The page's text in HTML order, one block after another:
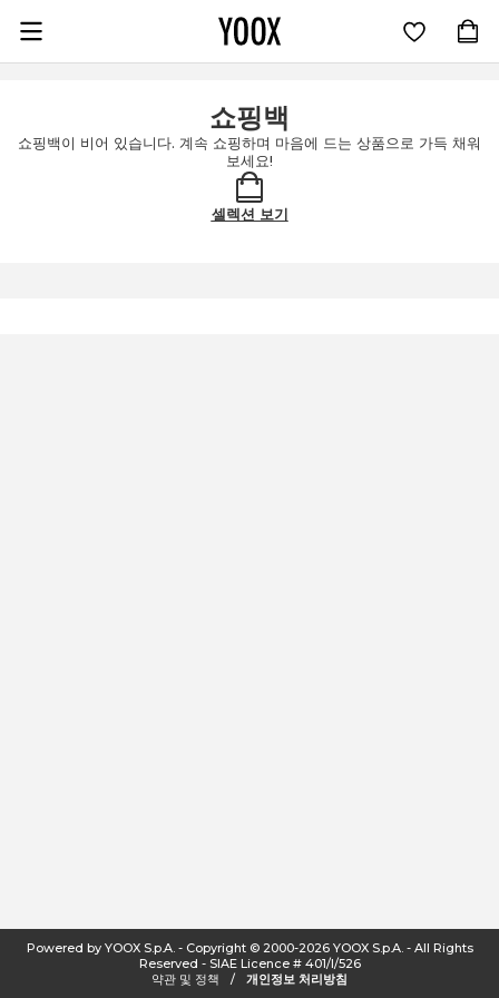
쇼핑백
쇼핑백이 비어 있습니다. 계속 쇼핑하며 마음에 드는 상품으로 가득 채워
보세요!
셀렉션 보기
Powered by YOOX S.p.A. - Copyright © 2000-2026 YOOX S.p.A. - All Rights
Reserved - SIAE Licence # 401/I/526
약관 및 정책
/ 개인정보 처리방침